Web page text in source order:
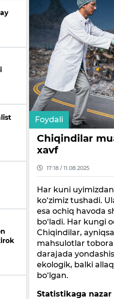
Foydali
Chiqindilar
xavf
17:18 / 11.08.2025
Har kuni
ko‘zimiz tushadi.
esa ochiq havoda
bo‘ladi. Har kungi
Chiqindilar,
mahsulotlar
darajada
ekologik, balki
bo‘lgan.
Statistikaga nazar